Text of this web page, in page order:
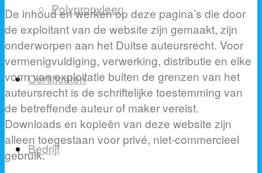
Polypropyleen
Certificaten
Bedrijf
De inhoud en werken op deze pagina’s die door
de exploitant van de website zijn gemaakt, zijn
onderworpen aan het Duitse auteursrecht. Voor
vermenigvuldiging, verwerking, distributie en elke
vorm van exploitatie buiten de grenzen van het
auteursrecht is de schriftelijke toestemming van
de betreffende auteur of maker vereist.
Downloads en kopieën van deze website zijn
alleen toegestaan voor privé, niet-commercieel
gebruik.